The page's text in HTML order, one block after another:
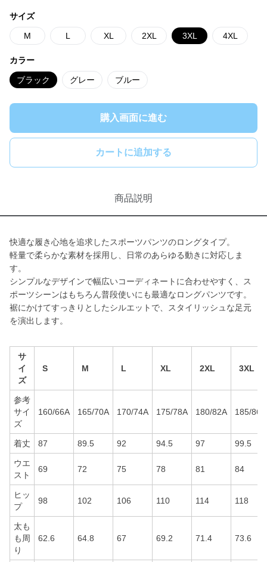
サイズ
M L XL 2XL 3XL 4XL
カラー
ブラック グレー ブルー
購入画面に進む
カートに追加する
商品説明
快適な履き心地を追求したスポーツパンツのロングタイプ。
軽量で柔らかな素材を採用し、日常のあらゆる動きに対応しま
す。
シンプルなデザインで幅広いコーディネートに合わせやすく、ス
ポーツシーンはもちろん普段使いにも最適なロングパンツです。
裾にかけてすっきりとしたシルエットで、スタイリッシュな足元
を演出します。
サ
イ
ズ
S M L XL 2XL 3XL
参考
サイ
ズ
160/66A 165/70A 170/74A 175/78A 180/82A 185/86A
着丈 87 89.5 92 94.5 97 99.5
ウエ
スト
69 72 75 78 81 84
ヒッ
プ
98 102 106 110 114 118
太も
も周
り
62.6 64.8 67 69.2 71.4 73.6